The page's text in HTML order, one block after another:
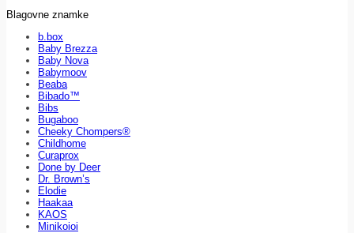
Blagovne znamke
b.box
Baby Brezza
Baby Nova
Babymoov
Beaba
Bibado™
Bibs
Bugaboo
Cheeky Chompers®
Childhome
Curaprox
Done by Deer
Dr. Brown’s
Elodie
Haakaa
KAOS
Minikoioi